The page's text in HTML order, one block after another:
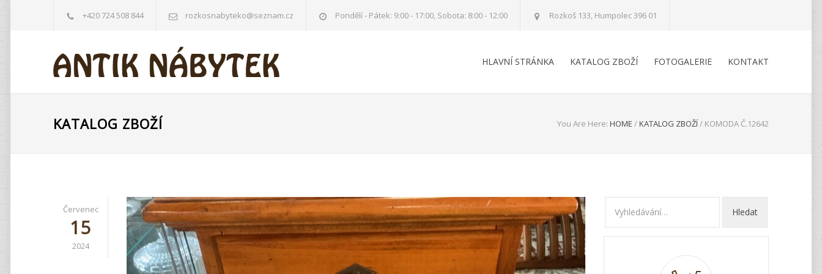
+420 724 508 844 rozkosnabyteko@seznam.cz Pondělí - Pátek: 9:00 - 17:00, Sobota: 8:00 - 12:00 Rozkoš 133, Humpolec 396 01
HLAVNÍ STRÁNKA KATALOG ZBOŽÍ FOTOGALERIE KONTAKT
KATALOG ZBOŽÍ You Are Here: HOME /KATALOG ZBOŽÍ/ KOMODA Č.12642
Červenec
15
2024